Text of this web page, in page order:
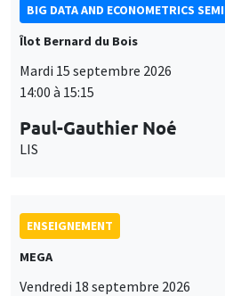
BIG DATA AND ECONOMETRICS
Îlot Bernard du Bois
Mardi 15 septembre 2026
14:00 à 15:15
Paul-Gauthier Noé
LIS
ENSEIGNEMENT
MEGA
Vendredi 18 septembre 2026